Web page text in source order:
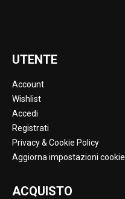
UTENTE
Account
Wishlist
Accedi
Registrati
Privacy & Cookie Policy
Aggiorna impostazioni cookie
ACQUISTO